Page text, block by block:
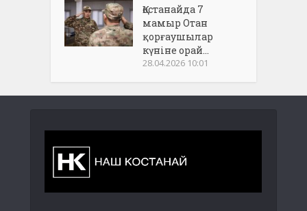
Қостанайда 7
мамыр Отан
қорғаушылар
күніне орай...
28.04.2026 10:01